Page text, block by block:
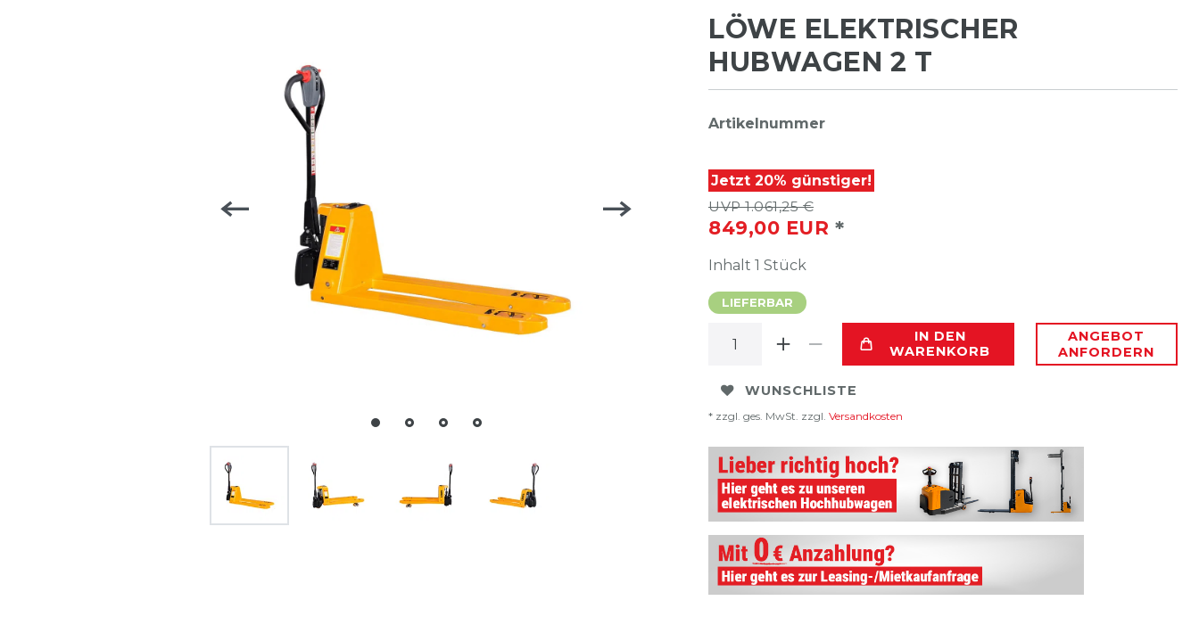
LÖWE ELEKTRISCHER
HUBWAGEN 2 T
Artikelnummer
Jetzt 20% günstiger!
UVP 1.061,25 €
849,00 EUR *
Inhalt 1 Stück
LIEFERBAR
IN DEN
WARENKORB
ANGEBOT
ANFORDERN
WUNSCHLISTE
* zzgl. ges. MwSt. zzgl. Versandkosten